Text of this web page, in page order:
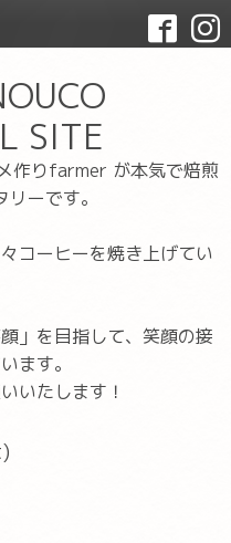
SITE
作りfarmer が本気で焙煎
ーです。
コーヒーを焼き上げてい
」を目指して、笑顔の接
ます。
いたします！